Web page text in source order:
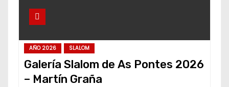
AÑO 2026 SLALOM
Galería Slalom de As Pontes 2026
– Martín Graña